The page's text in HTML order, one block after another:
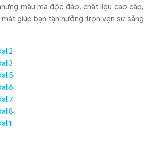
mẫu mã độc đáo, chất liệu cao cấp,
giúp bạn tận hưởng trọn vẹn sự sảng